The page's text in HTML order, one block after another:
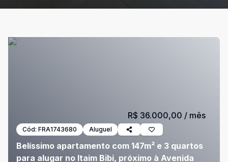
Cód: FRA1743680 Aluguel
Belíssimo apartamento com 147m² e 3 quartos
para alugar no Itaim Bibi, próximo à Avenida
R$ 36.000,00 / mês